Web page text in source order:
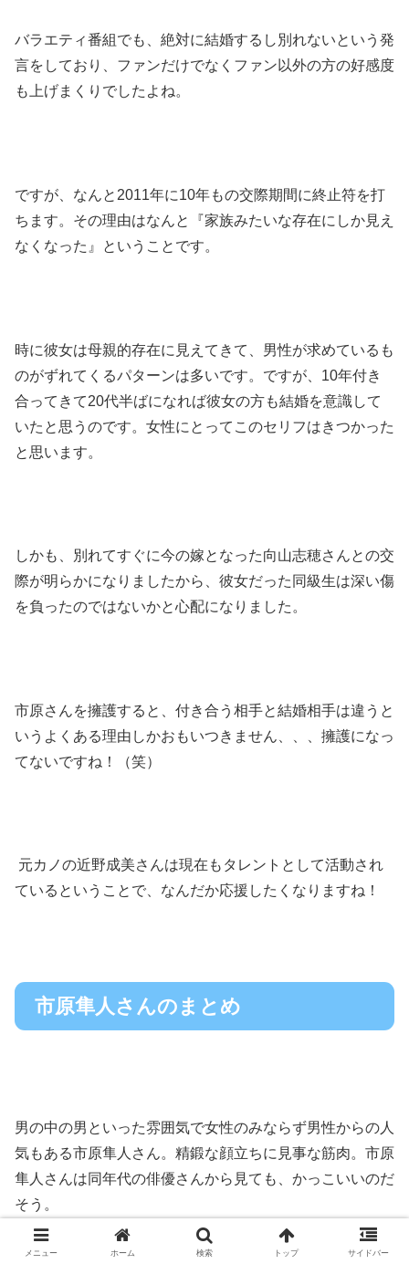
バラエティ番組でも、絶対に結婚するし別れないという発
言をしており、ファンだけでなくファン以外の方の好感度
も上げまくりでしたよね。
ですが、なんと2011年に10年もの交際期間に終止符を打
ちます。その理由はなんと『家族みたいな存在にしか見え
なくなった』ということです。
時に彼女は母親的存在に見えてきて、男性が求めているも
のがずれてくるパターンは多いです。ですが、10年付き
合ってきて20代半ばになれば彼女の方も結婚を意識して
いたと思うのです。女性にとってこのセリフはきつかった
と思います。
しかも、別れてすぐに今の嫁となった向山志穂さんとの交
際が明らかになりましたから、彼女だった同級生は深い傷
を負ったのではないかと心配になりました。
市原さんを擁護すると、付き合う相手と結婚相手は違うと
いうよくある理由しかおもいつきません、、、擁護になっ
てないですね！（笑）
元カノの近野成美さんは現在もタレントとして活動され
ているということで、なんだか応援したくなりますね！
市原隼人さんのまとめ
男の中の男といった雰囲気で女性のみならず男性からの人
気もある市原隼人さん。精鍛な顔立ちに見事な筋肉。市原
隼人さんは同年代の俳優さんから見ても、かっこいいのだ
そう。
メニュー ホーム 検索 トップ サイドバー